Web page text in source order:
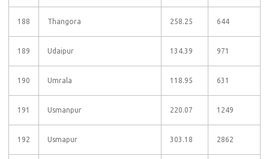
188 Thangora 258.25 644
189 Udaipur 134.39 971
190 Umrala 118.95 631
191 Usmanpur 220.07 1249
192 Usmapur 303.18 2862